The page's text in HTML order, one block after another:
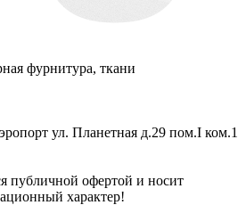
фурнитура, ткани
ул. Планетная д.29 пом.I ком.1
публичной офертой и носит
характер!